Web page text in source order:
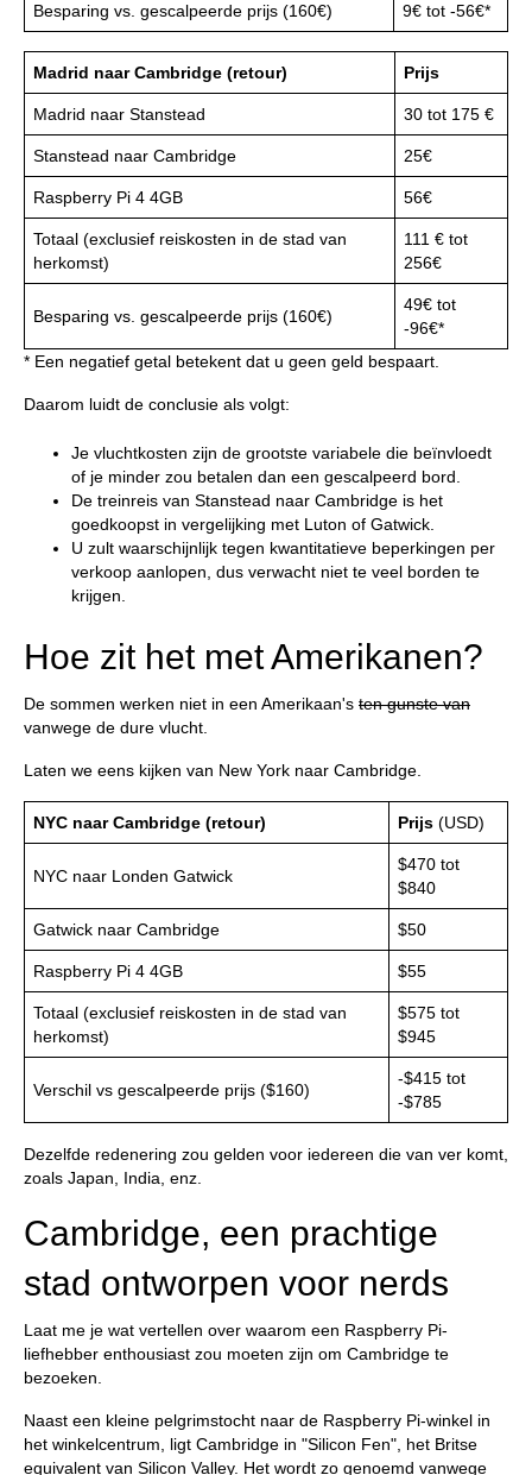
Besparing vs. gescalpeerde prijs (160€) 9€ tot -56€*
Madrid naar Cambridge (retour) Prijs
Madrid naar Stanstead 30 tot 175 €
Stanstead naar Cambridge 25€
Raspberry Pi 4 4GB 56€
Totaal (exclusief reiskosten in de stad van
herkomst)
111 € tot
256€
Besparing vs. gescalpeerde prijs (160€)
49€ tot
-96€*
* Een negatief getal betekent dat u geen geld bespaart.
Daarom luidt de conclusie als volgt:
Je vluchtkosten zijn de grootste variabele die beïnvloedt
of je minder zou betalen dan een gescalpeerd bord.
De treinreis van Stanstead naar Cambridge is het
goedkoopst in vergelijking met Luton of Gatwick.
U zult waarschijnlijk tegen kwantitatieve beperkingen per
verkoop aanlopen, dus verwacht niet te veel borden te
krijgen.
Hoe zit het met Amerikanen?
De sommen werken niet in een Amerikaan's ten gunste van
vanwege de dure vlucht.
Laten we eens kijken van New York naar Cambridge.
NYC naar Cambridge (retour) Prijs (USD)
NYC naar Londen Gatwick
$470 tot
$840
Gatwick naar Cambridge $50
Raspberry Pi 4 4GB $55
Totaal (exclusief reiskosten in de stad van
herkomst)
$575 tot
$945
Verschil vs gescalpeerde prijs ($160)
-$415 tot
-$785
Dezelfde redenering zou gelden voor iedereen die van ver komt,
zoals Japan, India, enz.
Cambridge, een prachtige
stad ontworpen voor nerds
Laat me je wat vertellen over waarom een Raspberry Pi-
liefhebber enthousiast zou moeten zijn om Cambridge te
bezoeken.
Naast een kleine pelgrimstocht naar de Raspberry Pi-winkel in
het winkelcentrum, ligt Cambridge in "Silicon Fen", het Britse
equivalent van Silicon Valley. Het wordt zo genoemd vanwege